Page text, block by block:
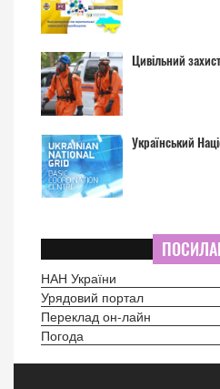
Цивільний
Український
НАН України
Урядовий портал
Переклад он-лайн
Погода